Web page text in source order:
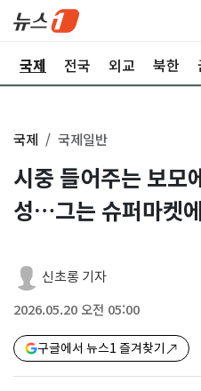
국제 전국 외교 북한
국제 국제일반
시중 들어주는 보모
성…그는 슈퍼마켓
신초롱 기자
2026.05.20 오전 05:00
구글에서 뉴스1 즐겨찾기